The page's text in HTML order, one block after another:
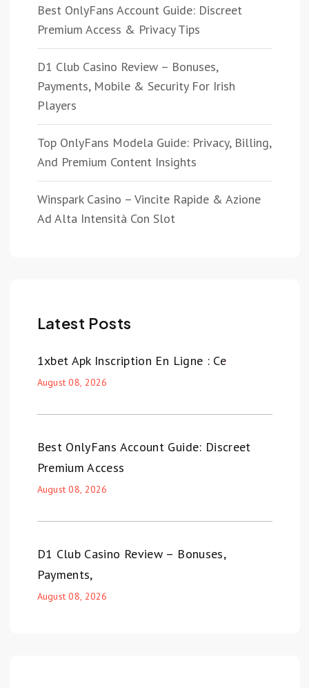
Best OnlyFans Account Guide: Discreet
Premium Access & Privacy Tips
D1 Club Casino Review – Bonuses,
Payments, Mobile & Security For Irish
Players
Top OnlyFans Modela Guide: Privacy, Billing,
And Premium Content Insights
Winspark Casino – Vincite Rapide & Azione
Ad Alta Intensità Con Slot
Latest Posts
1xbet Apk Inscription En Ligne : Ce
August 08, 2026
Best OnlyFans Account Guide: Discreet
Premium Access
August 08, 2026
D1 Club Casino Review – Bonuses,
Payments,
August 08, 2026